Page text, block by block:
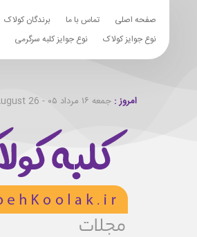
صفحه اصلی تماس با ما برندگان کولاک
نوع جوایز کولاک
نوع جوایز کلبه سرگرمی
امروز :جمعه ۱۶ مرداد ۰۵ - Friday 7th August 26